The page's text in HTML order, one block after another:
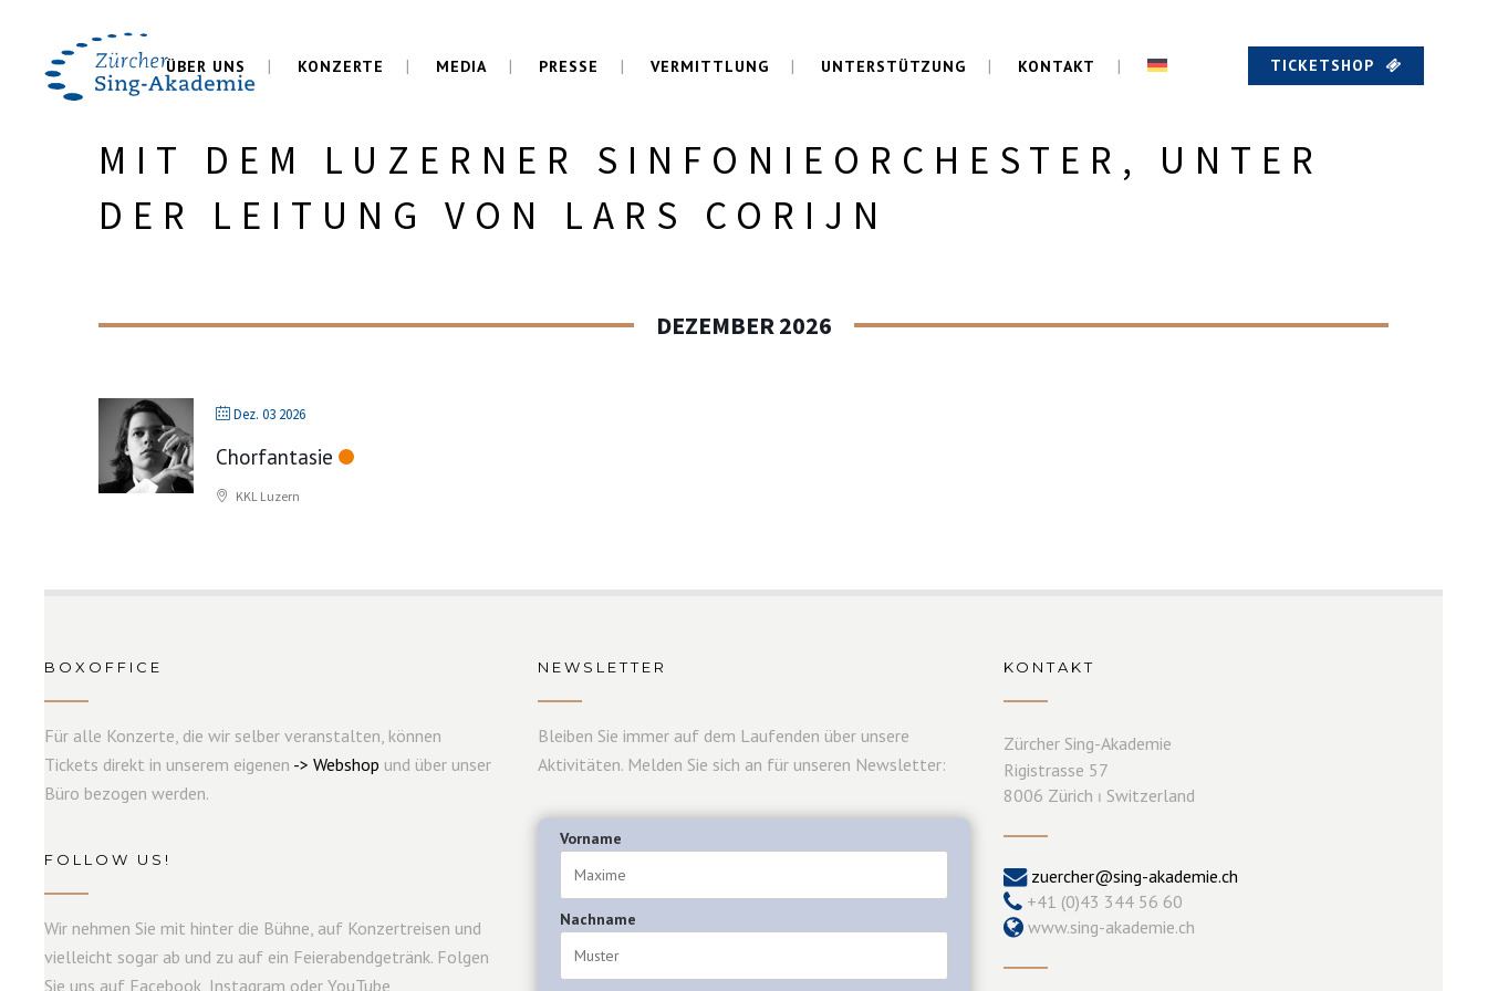
TICKETSHOP
ÜBER UNS KONZERTE MEDIA PRESSE VERMITTLUNG UNTERSTÜTZUNG KONTAKT
MIT DEM LUZERNER SINFONIEORCHESTER, UNTER
DER LEITUNG VON LARS CORIJN
DEZEMBER 2026
Dez. 03 2026
Chorfantasie
KKL Luzern
BOXOFFICE
Für alle Konzerte, die wir selber veranstalten, können
Tickets direkt in unserem eigenen ->Webshop und über unser
Büro bezogen werden.
FOLLOW US!
Wir nehmen Sie mit hinter die Bühne, auf Konzertreisen und
vielleicht sogar ab und zu auf ein Feierabendgetränk. Folgen
Sie uns auf Facebook, Instagram oder YouTube
NEWSLETTER
Bleiben Sie immer auf dem Laufenden über unsere
Aktivitäten. Melden Sie sich an für unseren Newsletter:
Vorname
Nachname
KONTAKT
Zürcher Sing-Akademie
Rigistrasse 57
8006 Zürich ⏐ Switzerland
zuercher@sing-akademie.ch
+41 (0)43 344 56 60
www.sing-akademie.ch